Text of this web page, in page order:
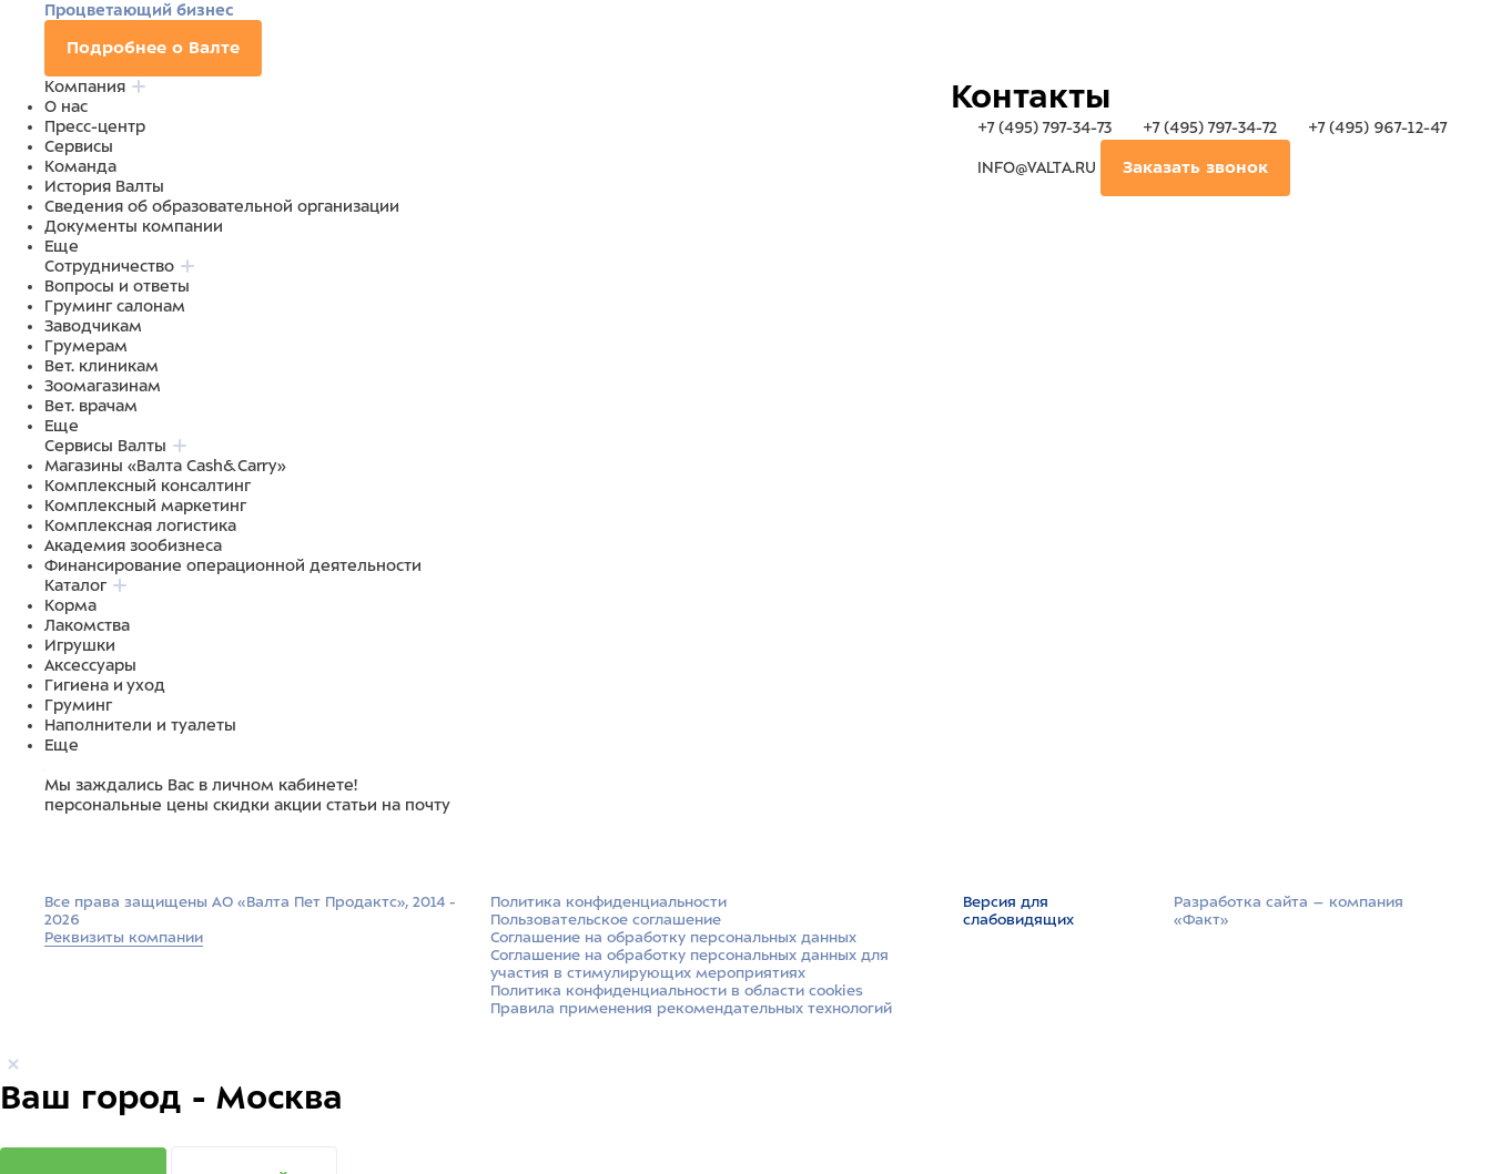
Процветающий бизнес
Подробнее о Валте
Компания
О нас
Пресс-центр
Сервисы
Команда
История Валты
Сведения об образовательной организации
Документы компании
Еще
Сотрудничество
Вопросы и ответы
Груминг салонам
Заводчикам
Грумерам
Вет. клиникам
Зоомагазинам
Вет. врачам
Еще
Сервисы Валты
Магазины «Валта Cash&Carry»
Комплексный консалтинг
Комплексный маркетинг
Комплексная логистика
Академия зообизнеса
Финансирование операционной деятельности
Каталог
Корма
Лакомства
Игрушки
Аксессуары
Гигиена и уход
Груминг
Наполнители и туалеты
Еще
Мы заждались Вас в личном кабинете!
персональные цены скидки акции статьи на почту
Контакты
+7 (495) 797-34-73 +7 (495) 797-34-72 +7 (495) 967-12-47
INFO@VALTA.RU Заказать звонок
Все права защищены АО «Валта Пет Продактс», 2014 -
2026
Реквизиты компании
Политика конфиденциальности
Пользовательское соглашение
Соглашение на обработку персональных данных
Соглашение на обработку персональных данных для
участия в стимулирующих мероприятиях
Политика конфиденциальности в области cookies
Правила применения рекомендательных технологий
Версия для
слабовидящих
Разработка сайта –­ компания
«Факт»
Ваш город - Москва